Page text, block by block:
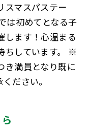
スマスパステー
は初めてとなる子
します！心温まる
ちしています。 ※
き満員となり既に
ださい。